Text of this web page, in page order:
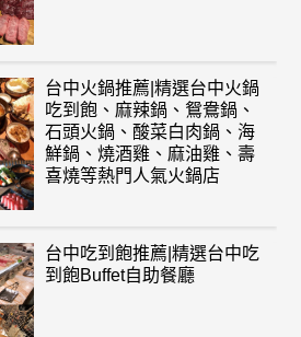
台中火鍋推薦|精選台中火鍋
吃到飽、麻辣鍋、鴛鴦鍋、
石頭火鍋、酸菜白肉鍋、海
鮮鍋、燒酒雞、麻油雞、壽
喜燒等熱門人氣火鍋店
台中吃到飽推薦|精選台中吃
到飽Buffet自助餐廳